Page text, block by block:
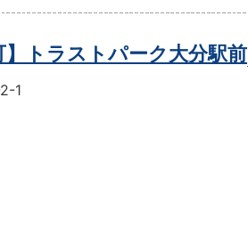
トラストパーク大分駅前
1